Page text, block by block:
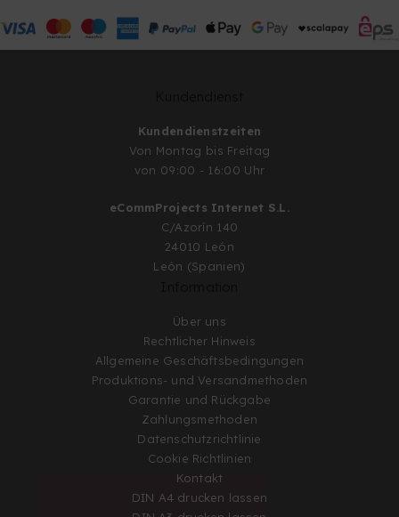
Kundendienstzeiten
Von Montag bis Freitag
von 09:00 - 16:00 Uhr
eCommProjects Internet S.L.
C/Azorín 140
24010 León
León (Spanien)
Über uns
Rechtlicher Hinweis
Allgemeine Geschäftsbedingungen
Produktions- und Versandmethoden
Garantie und Rückgabe
Zahlungsmethoden
Datenschutzrichtlinie
Cookie Richtlinien
Kontakt
DIN A4 drucken lassen